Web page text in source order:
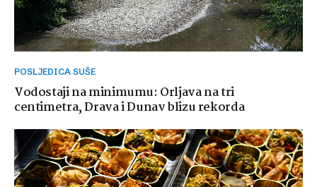
POSLJEDICA SUŠE
Vodostaji na minimumu: Orljava na tri
centimetra, Drava i Dunav blizu rekorda